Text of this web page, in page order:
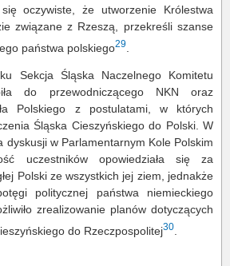
oczywiste, że utworzenie Królestwa
związane z Rzeszą, przekreśli szanse
państwa polskiego29
Sekcja Śląska Naczelnego Komitetu
do przewodniczącego NKN oraz
Polskiego z postulatami, w których
Śląska Cieszyńskiego do Polski. W
dyskusji w Parlamentarnym Kole Polskim
uczestników opowiedziała się za
Polski ze wszystkich jej ziem, jednakże
politycznej państwa niemieckiego
zrealizowanie planów dotyczących
do Rzeczpospolitej30